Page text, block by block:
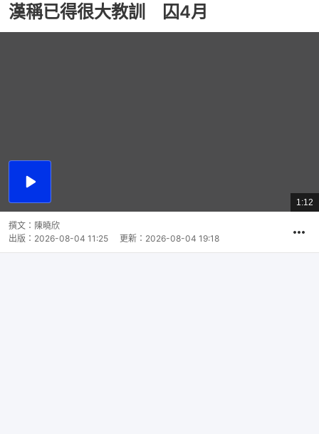
漢稱已得很大教訓 囚4月
播
總
共
1:12
撰文： 陳曉欣
出版： 2026-08-04 11:25 更新： 2026-08-04 19:18